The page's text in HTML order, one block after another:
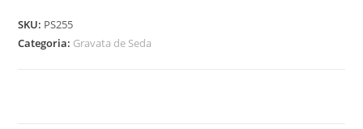
SKU: PS255
Categoria: Gravata de Seda